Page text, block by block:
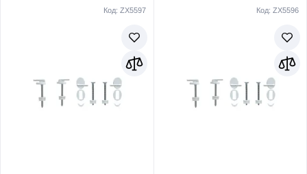
Комплектуючі та
Вид виробу
Кріплення для
унітазів і біде
NKTS
Тип монтажу
На чашу унітазу
Комплектуючі та
Вид виробу
Кріплення для
унітазів і біде
NKTS
Тип монтажу
На чашу унітазу
Код: ZX5597 Код: ZX5596